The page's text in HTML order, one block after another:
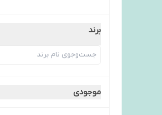
برند
موجودی